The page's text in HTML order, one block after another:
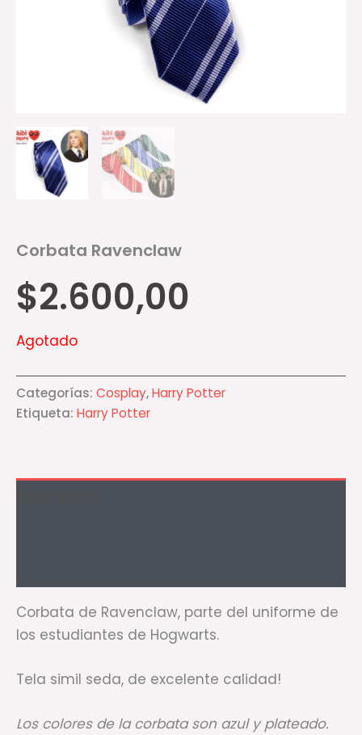
Corbata Ravenclaw
$2.600,00
Agotado
Categorías: Cosplay,Harry Potter
Etiqueta: Harry Potter
Corbata de Ravenclaw, parte del uniforme de
los estudiantes de Hogwarts.
Tela simil seda, de excelente calidad!
Los colores de la corbata son azul y plateado.